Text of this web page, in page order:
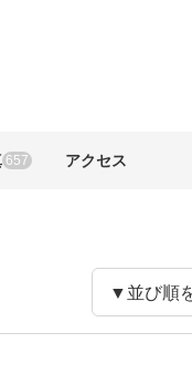
657 アクセス